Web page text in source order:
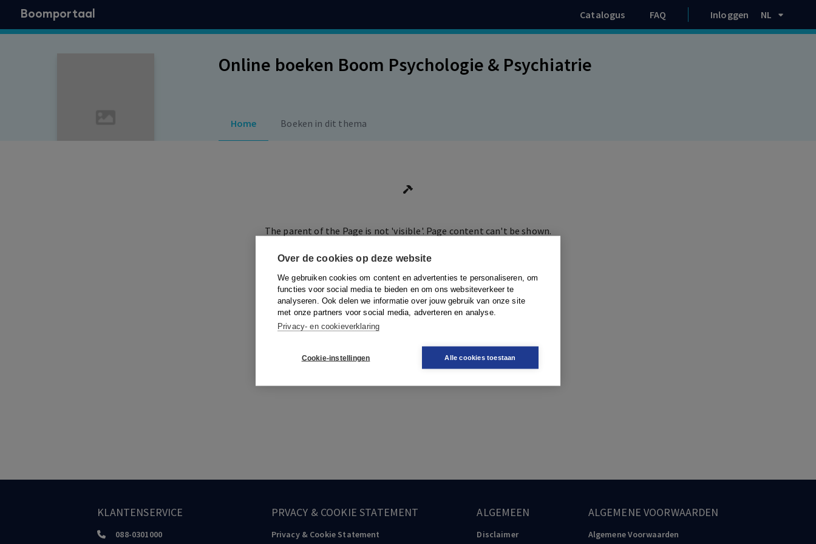
Over de cookies op deze website
We gebruiken cookies om content en advertenties te personaliseren, om
functies voor social media te bieden en om ons websiteverkeer te
analyseren. Ook delen we informatie over jouw gebruik van onze site
met onze partners voor social media, adverteren en analyse.
Privacy- en cookieverklaring
Cookie-instellingen Alle cookies toestaan
Boomportaal Catalogus FAQ Inloggen NL
Online boeken Boom Psychologie & Psychiatrie
Home Boeken in dit thema
The parent of the Page is not 'visible'. Page content can't be shown.
KLANTENSERVICE
088-0301000
PRVACY & COOKIE STATEMENT
Privacy & Cookie Statement
ALGEMEEN
Disclaimer
ALGEMENE VOORWAARDEN
Algemene Voorwaarden